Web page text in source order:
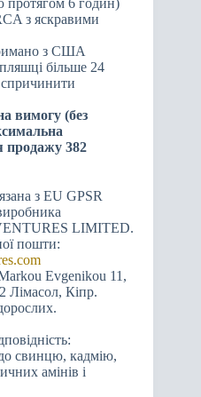
протягом 6 годин)
з яскравими
з США
більше 24
спричинити
вимогу (без
продажу 382
з EU GPSR
LIMITED.
пошти:
Evgenikou 11,
Лімасол, Кіпр.
свинцю, кадмію,
амінів і